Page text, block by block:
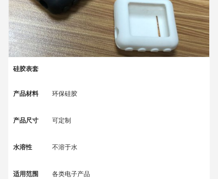
产品尺寸 依客户要求
硅胶表套
产品材料 环保硅胶
产品尺寸 可定制
水溶性 不溶于水
适用范围 各类电子产品